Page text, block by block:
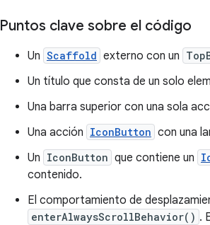
Puntos clave sobre el código
Un Scaffold externo con un
Un título que consta de un solo
Una barra superior con una sola
Una acción IconButton con una
Un IconButton que contiene un
contenido.
El comportamiento de
enterAlwaysScrollBehavior() .